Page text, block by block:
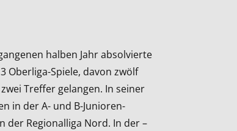
halben Jahr absolvierte
Oberliga-Spiele, davon zwölf
Treffer gelangen. In seiner
in der A- und B-Junioren-
der Regionalliga Nord. In der –